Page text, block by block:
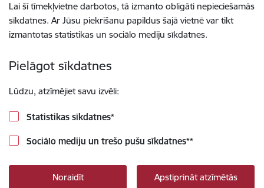
Lai šī tīmekļvietne darbotos, tā izmanto obligāti nepieciešamās
sīkdatnes. Ar Jūsu piekrišanu papildus šajā vietnē var tikt
izmantotas statistikas un sociālo mediju sīkdatnes.
Pielāgot sīkdatnes
Lūdzu, atzīmējiet savu izvēli:
Statistikas sīkdatnes*
Sociālo mediju un trešo pušu sīkdatnes**
Noraidīt Apstiprināt atzīmētās